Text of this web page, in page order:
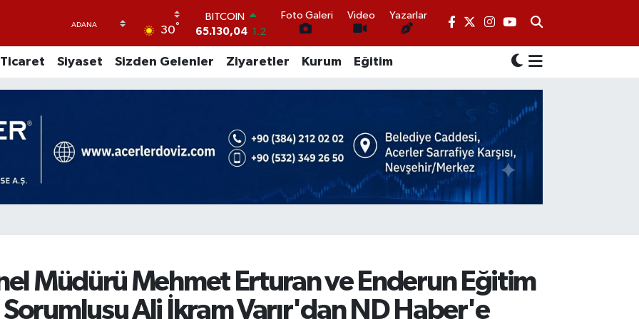
30°
DOLAR
EURO
GRAM ALTIN
6618.49 2.12
BİST100
Foto Galeri Video Yazarlar
Ticaret Siyaset Sizden Gelenler Ziyaretler Kurum Eğitim
Müdürü Mehmet Erturan ve Enderun Eğitim
Sorumlusu Ali İkram Varır'dan ND Haber'e